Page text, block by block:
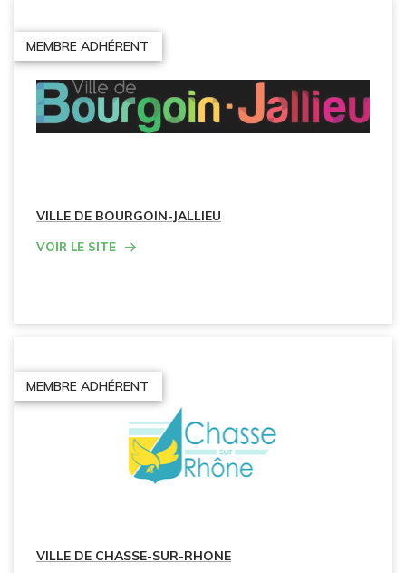
MEMBRE ADHÉRENT
VILLE DE BOURGOIN-JALLIEU
Voir le site
MEMBRE ADHÉRENT
VILLE DE CHASSE-SUR-RHONE